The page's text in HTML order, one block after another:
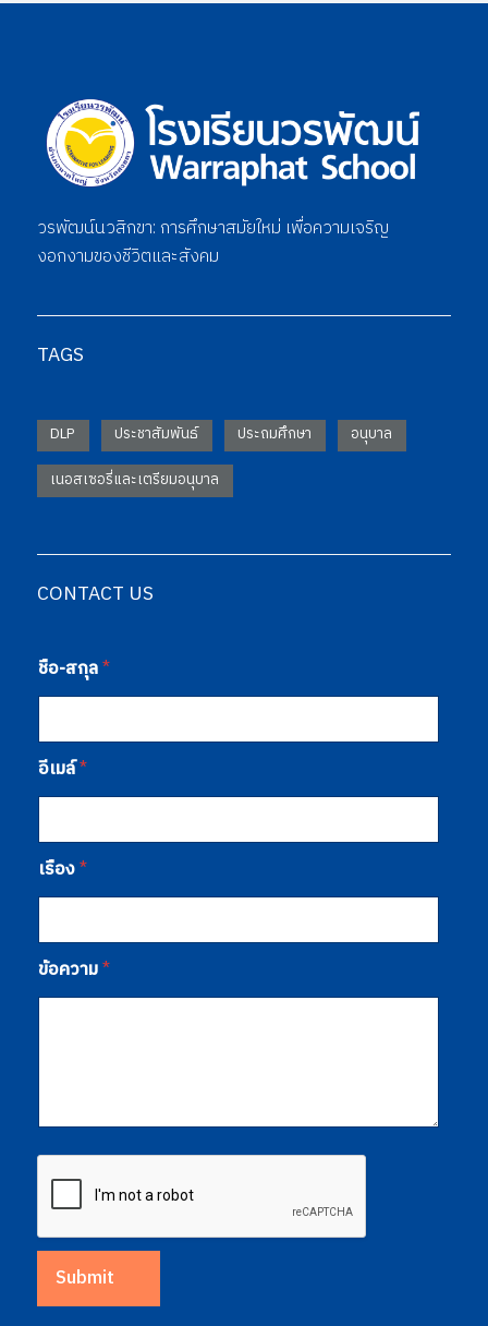
วรพัฒน์นวสิกขา: การศึกษาสมัยใหม่ เพื่อความเจริญ
งอกงามของชีวิตและสังคม
TAGS
DLP ประชาสัมพันธ์ ประถมศึกษา
อนุบาล
เนอสเซอรี่และเตรียมอนุบาล
CONTACT US
ชื่อ-สกุล*
อีเมล์*
เรื่อง*
ข้อความ*
Submit